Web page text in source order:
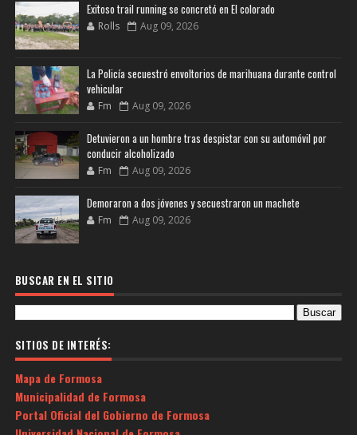
Exitoso trail running se concretó en El colorado
Rolls Aug 09, 2026
La Policía secuestró envoltorios de marihuana durante control
vehicular
Fm Aug 09, 2026
Detuvieron a un hombre tras despistar con su automóvil por
conducir alcoholizado
Fm Aug 09, 2026
Demoraron a dos jóvenes y secuestraron un machete
Fm Aug 09, 2026
BUSCAR EN EL SITIO
SITIOS DE INTERÉS:
Mapa de Formosa
Municipalidad de Formosa
Portal Oficial del Gobierno de Formosa